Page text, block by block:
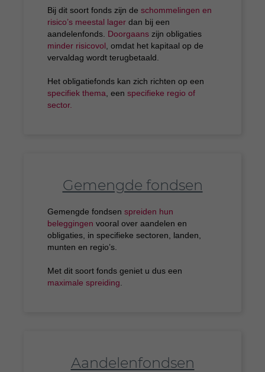
Bij dit soort fonds zijn de schommelingen en
risico’s meestal lager dan bij een
aandelenfonds. Doorgaans zijn obligaties
minder risicovol , omdat het kapitaal op de
vervaldag wordt terugbetaald.
Het obligatiefonds kan zich richten op een
specifiek thema , een specifieke regio of
sector.
Gemengde fondsen
Gemengde fondsen spreiden hun
beleggingen vooral over aandelen en
obligaties, in specifieke sectoren, landen,
munten en regio’s.
Met dit soort fonds geniet u dus een
maximale spreiding
Aandelenfondsen